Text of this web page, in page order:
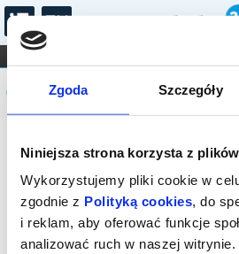
Zgoda Szczegóły
Niniejsza strona korzysta z
Wykorzystujemy pliki cookie w
zgodnie z Polityką cookies, do
i reklam, aby oferować funkcje
analizować ruch w naszej
FILHARMONIA OPERA I BALET
DLA DZIECI
Komunikat
Sprzedaż on-line została
sprawdź dostępność